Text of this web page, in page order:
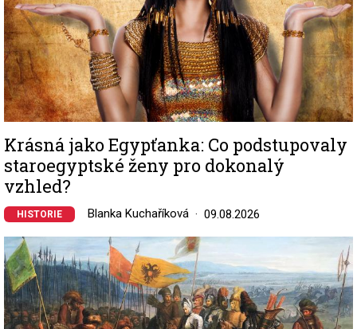
Krásná jako Egypťanka: Co podstupovaly
staroegyptské ženy pro dokonalý
vzhled?
HISTORIE Blanka Kuchaříková 09.08.2026
Image